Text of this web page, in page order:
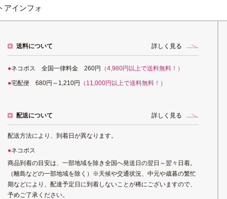
アインフォ
送料について 詳しく見る
ネコポス 全国一律料金 260円 （4,980円以上で送料無料！）
宅配便 680円～1,210円 （11,000円以上で送料無料！）
配送について 詳しく見る
配送方法により、到着日が異なります。
ネコポス
商品到着の目安は、一部地域を除き全国へ発送日の翌日～翌々日着。
（離島などの一部地域を除く）※天候や交通状況、中元や歳暮の繁忙
期などにより、配達予定日に到着しないことが稀にございますので、
予めご了承ください。